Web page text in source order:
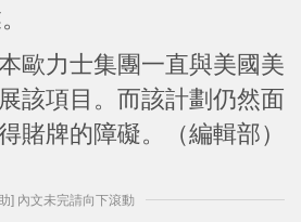
歐力士集團一直與美國美
該項目。而該計劃仍然面
賭牌的障礙。（編輯部）
] 內文未完請向下滾動